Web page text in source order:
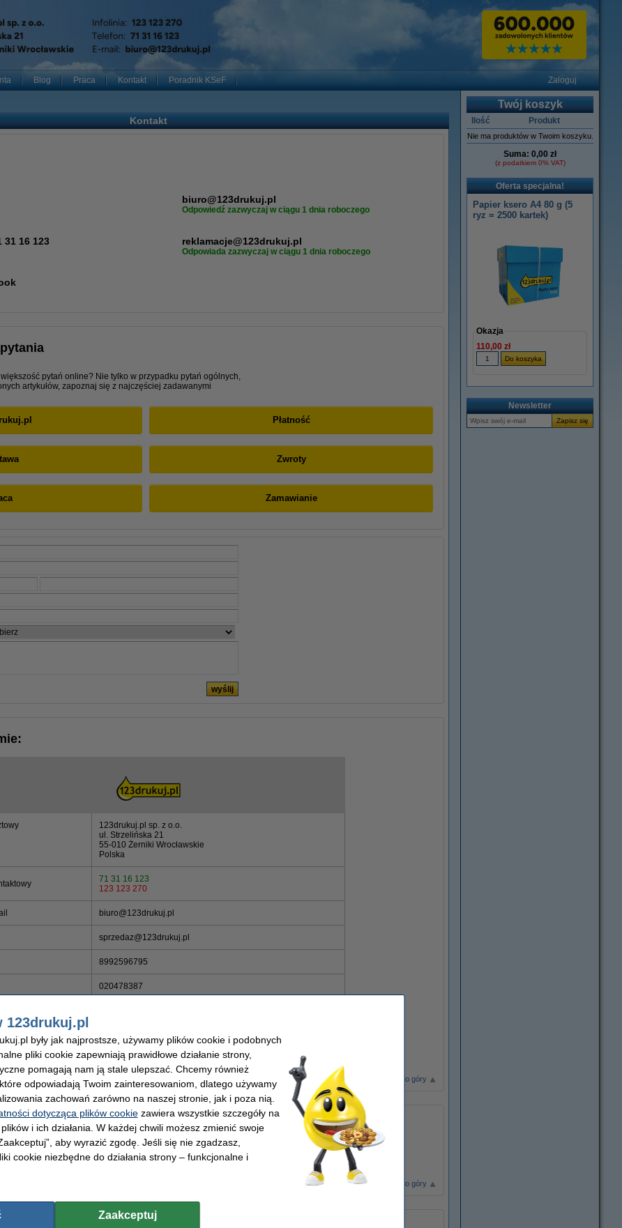
Blog Praca Kontakt Poradnik KSeF Zaloguj
Kontakt
biuro@123drukuj.pl
Odpowiedź zazwyczaj w ciągu 1 dnia roboczego
31 16 123 reklamacje@123drukuj.pl
Odpowiada zazwyczaj w ciągu 1 dnia roboczego
pytań online? Nie tylko w przypadku pytań ogólnych,
artykułów, zapoznaj się z najczęściej zadawanymi
Płatność
Zwroty
Zamawianie
123drukuj.pl sp. z o.o.
ul. Strzelińska 21
55-010 Żerniki Wrocławskie
Polska
71 31 16 123
123 123 270
biuro@123drukuj.pl
sprzedaz@123drukuj.pl
8992596795
020478387
ING Bank Śląski 04 1050 1575 1000 0023 1587 6322
Przewiń do góry
społecznościowych:
Przewiń do góry
Twój koszyk
Ilość Produkt
Nie ma produktów w Twoim koszyku.
Suma: 0,00 zł
(z podatkiem 0% VAT)
Oferta specjalna!
Papier ksero A4 80 g (5
ryz = 2500 kartek)
Okazja
110,00 zł
Newsletter
były jak najprostsze, używamy plików cookie i podobnych
pliki cookie zapewniają prawidłowe działanie strony,
pomagają nam ją stale ulepszać. Chcemy również
odpowiadają Twoim zainteresowaniom, dlatego używamy
zachowań zarówno na naszej stronie, jak i poza nią.
dotycząca plików cookiezawiera wszystkie szczegóły na
i ich działania. W każdej chwili możesz zmienić swoje
aby wyrazić zgodę. Jeśli się nie zgadzasz,
cookie niezbędne do działania strony – funkcjonalne i
Zaakceptuj